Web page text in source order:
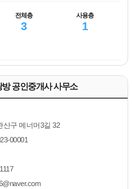
전체층
3
사용층
1
공인중개사 사무소
산구 메너머3길 32
00001